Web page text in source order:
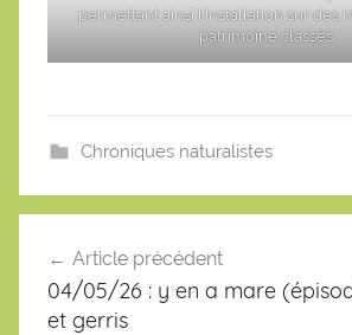
permettant ainsi l’installation sur des
patrimoine classés
Chroniques naturalistes
l’article
Article précédent
04/05/26 : y en a mare
et gerris